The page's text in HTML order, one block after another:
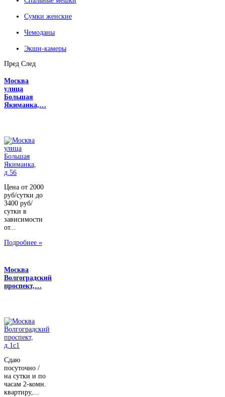
Сумки женские
Чемоданы
Экшн-камеры
Пред След
Москва
улица
Большая
Якиманка,…
Цена от 2000
руб/сутки до
3400 руб/
сутки в
зависимости
от...
Подробнее »
Москва
Волгоградский
проспект,…
Сдаю
посуточно /
на сутки и по
часам 2-комн.
квартиру,...